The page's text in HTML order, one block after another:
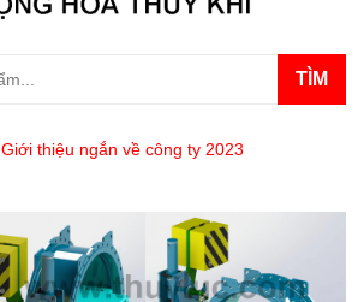
TÌM
Giới thiệu ngắn về công ty 2023